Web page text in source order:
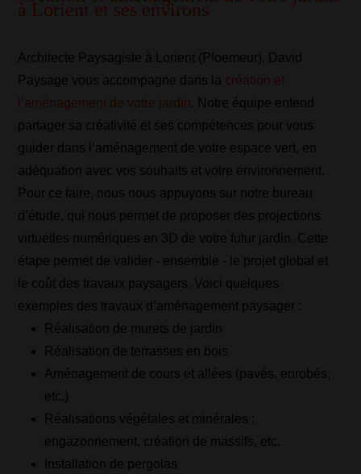
Architecte Paysagiste à Lorient (Ploemeur), David
Paysage vous accompagne dans la
. Notre équipe entend
partager sa créativité et ses compétences pour vous
guider dans l’aménagement de votre espace vert, en
adéquation avec vos souhaits et votre environnement.
Pour ce faire, nous nous appuyons sur notre bureau
d’étude, qui nous permet de proposer des projections
virtuelles numériques en 3D de votre futur jardin. Cette
étape permet de valider - ensemble - le projet global et
le coût des travaux paysagers. Voici quelques
exemples des travaux d’aménagement paysager :
Réalisation de murets de jardin
Réalisation de terrasses en bois
Aménagement de cours et allées (pavés, enrobés,
etc.)
Réalisations végétales et minérales :
engazonnement, création de massifs, etc.
Installation de pergolas